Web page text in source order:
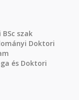
szak
Doktori
és Doktori